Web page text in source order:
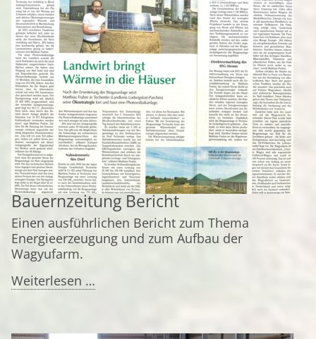
Bauernzeitung Bericht
Einen ausführlichen Bericht zum Thema
Energieerzeugung und zum Aufbau der
Wagyufarm.
Weiterlesen …
Bericht